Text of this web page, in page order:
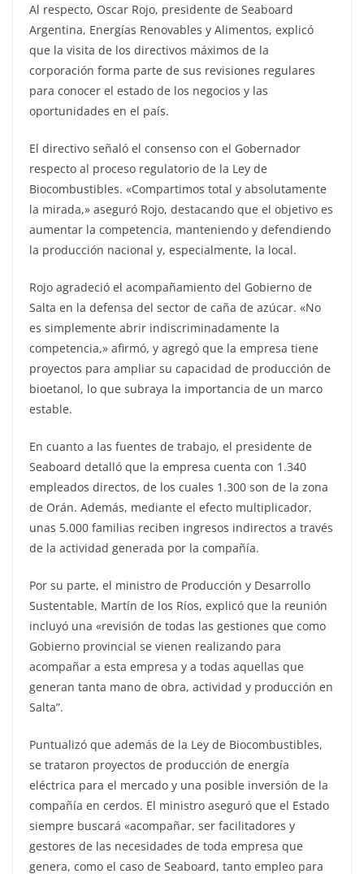
Al respecto, Oscar Rojo, presidente de Seaboard
Argentina, Energías Renovables y Alimentos, explicó
que la visita de los directivos máximos de la
corporación forma parte de sus revisiones regulares
para conocer el estado de los negocios y las
oportunidades en el país.
El directivo señaló el consenso con el Gobernador
respecto al proceso regulatorio de la Ley de
Biocombustibles. «Compartimos total y absolutamente
la mirada,» aseguró Rojo, destacando que el objetivo es
aumentar la competencia, manteniendo y defendiendo
la producción nacional y, especialmente, la local.
Rojo agradeció el acompañamiento del Gobierno de
Salta en la defensa del sector de caña de azúcar. «No
es simplemente abrir indiscriminadamente la
competencia,» afirmó, y agregó que la empresa tiene
proyectos para ampliar su capacidad de producción de
bioetanol, lo que subraya la importancia de un marco
estable.
En cuanto a las fuentes de trabajo, el presidente de
Seaboard detalló que la empresa cuenta con 1.340
empleados directos, de los cuales 1.300 son de la zona
de Orán. Además, mediante el efecto multiplicador,
unas 5.000 familias reciben ingresos indirectos a través
de la actividad generada por la compañía.
Por su parte, el ministro de Producción y Desarrollo
Sustentable, Martín de los Ríos, explicó que la reunión
incluyó una «revisión de todas las gestiones que como
Gobierno provincial se vienen realizando para
acompañar a esta empresa y a todas aquellas que
generan tanta mano de obra, actividad y producción en
Salta”.
Puntualizó que además de la Ley de Biocombustibles,
se trataron proyectos de producción de energía
eléctrica para el mercado y una posible inversión de la
compañía en cerdos. El ministro aseguró que el Estado
siempre buscará «acompañar, ser facilitadores y
gestores de las necesidades de toda empresa que
genera, como el caso de Seaboard, tanto empleo para